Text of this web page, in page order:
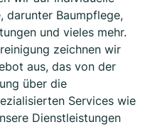
darunter Baumpflege,
und vieles mehr.
zeichnen wir
aus, das von der
über die
Services wie
Dienstleistungen